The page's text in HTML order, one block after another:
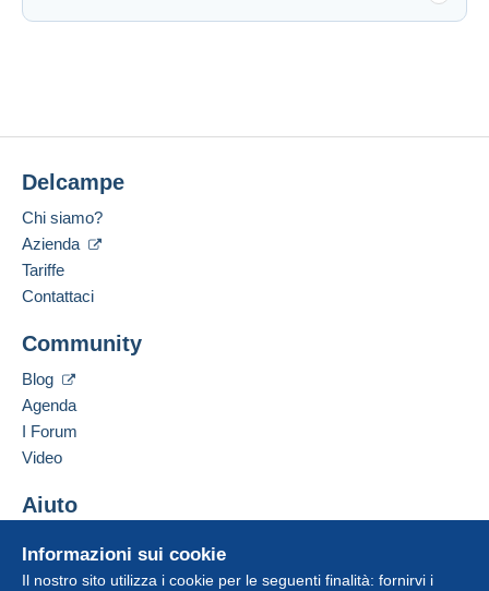
Informazioni sui cookie
Il nostro sito utilizza i cookie per le seguenti finalità: fornirvi i
Delcampe
Chi siamo?
Azienda
Tariffe
Contattaci
Community
Blog
Agenda
I Forum
Video
Aiuto
Acquistare su Delcampe